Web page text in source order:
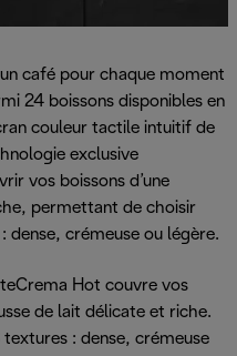
café pour chaque moment
24 boissons disponibles en
couleur tactile intuitif de
exclusive
vos boissons d’une
permettant de choisir
dense, crémeuse ou légère.
Hot couvre vos
de lait délicate et riche.
: dense, crémeuse